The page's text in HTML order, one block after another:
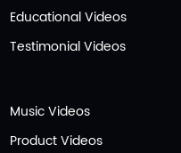
Educational Videos
Testimonial Videos
Music Videos
Product Videos